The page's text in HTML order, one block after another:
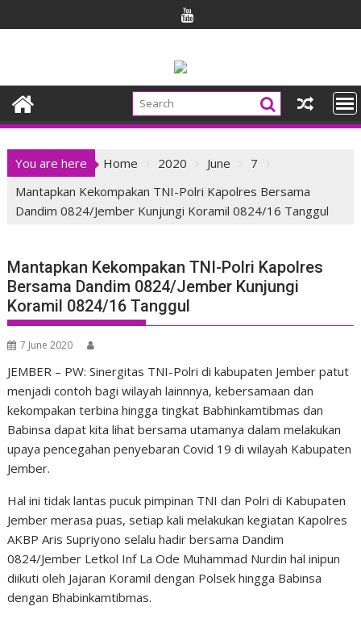
to
You are here Home 2020 June
7
Mantapkan Kekompakan TNI-Polri Kapolres Bersama
Dandim 0824/Jember Kunjungi Koramil 0824/16 Tanggul
Mantapkan Kekompakan TNI-Polri Kapolres
Bersama Dandim 0824/Jember Kunjungi
Koramil 0824/16 Tanggul
7 June 2020
JEMBER – PW: Sinergitas TNI-Polri di kabupaten Jember patut
menjadi contoh bagi wilayah lainnnya, kebersamaan dan
kekompakan terbina hingga tingkat Babhinkamtibmas dan
Babinsa dapat kita lihat bersama utamanya dalam melakukan
upaya pencegahan penyebaran Covid 19 di wilayah Kabupaten
Jember.
Hal ini tidak lantas pucuk pimpinan TNI dan Polri di Kabupaten
Jember merasa puas, setiap kali melakukan kegiatan Kapolres
AKBP Aris Supriyono selalu hadir bersama Dandim
0824/Jember Letkol Inf La Ode Muhammad Nurdin hal inipun
diikuti oleh Jajaran Koramil dengan Polsek hingga Babinsa
dengan Bhabinkamtibmas.